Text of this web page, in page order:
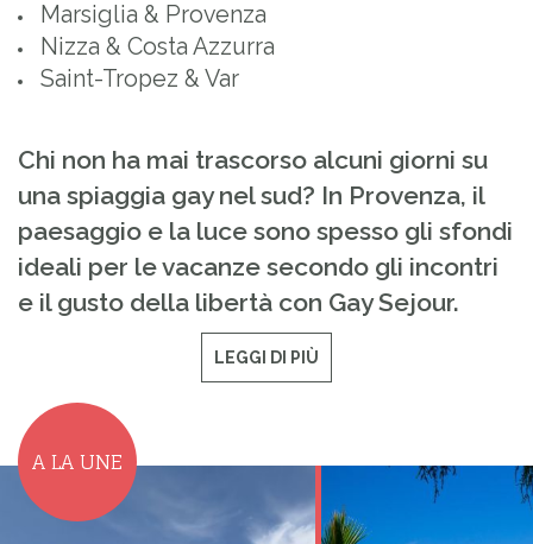
Marsiglia & Provenza
Nizza & Costa Azzurra
Saint-Tropez & Var
Chi non ha mai trascorso alcuni giorni su
una spiaggia gay nel sud? In Provenza, il
paesaggio e la luce sono spesso gli sfondi
ideali per le vacanze secondo gli incontri
e il gusto della libertà con Gay Sejour.
LEGGI DI PIÙ
A LA UNE